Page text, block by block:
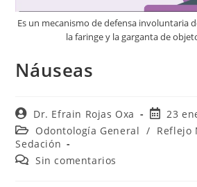
Es un mecanismo de defensa involuntaria
la faringe y la garganta de
Náuseas
Dr. Efrain Rojas Oxa
23
Odontología General / Reflejo
Sedación
Sin comentarios